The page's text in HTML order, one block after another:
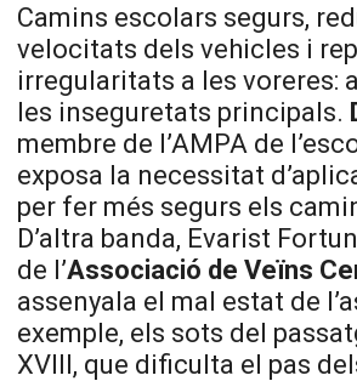
Camins escolars segurs,
velocitats dels vehicles i
irregularitats a les voreres:
les inseguretats principals.
membre de l’AMPA de
exposa la necessitat
per fer més segurs els
D’altra banda, Evarist
de l’Associació de Veïns
assenyala el mal estat de
exemple, els sots del
XVIII, que dificulta el pas